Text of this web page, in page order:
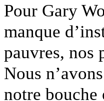
Pour Gary
manque
pauvres, nos
Nous
notre bouche